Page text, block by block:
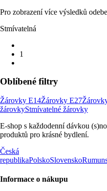
Pro zobrazení více výsledků
Stmívatelná
1
Oblíbené filtry
Žárovky E14Žárovky E27
žárovkyStmívatelné žárovky
E-shop s každodenní dávkou
produktů pro krásné bydlení.
Česká
republikaPolskoSlovensko
Informace o nákupu